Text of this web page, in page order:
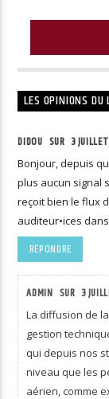
LES OPINIONS DU
DIDOU SUR3
Bonjour, depuis
plus aucun signal
reçoit bien le flux
auditeur•ices
RÉPONDRE
ADMIN SUR3
La diffusion de
gestion
qui depuis nos
niveau que les
aérien, comme